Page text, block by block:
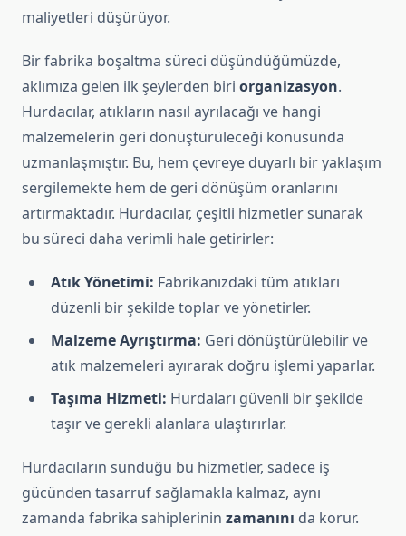
maliyetleri düşürüyor.
Bir fabrika boşaltma süreci düşündüğümüzde,
aklımıza gelen ilk şeylerden biri organizasyon.
Hurdacılar, atıkların nasıl ayrılacağı ve hangi
malzemelerin geri dönüştürüleceği konusunda
uzmanlaşmıştır. Bu, hem çevreye duyarlı bir yaklaşım
sergilemekte hem de geri dönüşüm oranlarını
artırmaktadır. Hurdacılar, çeşitli hizmetler sunarak
bu süreci daha verimli hale getirirler:
Atık Yönetimi: Fabrikanızdaki tüm atıkları
düzenli bir şekilde toplar ve yönetirler.
Malzeme Ayrıştırma: Geri dönüştürülebilir ve
atık malzemeleri ayırarak doğru işlemi yaparlar.
Taşıma Hizmeti: Hurdaları güvenli bir şekilde
taşır ve gerekli alanlara ulaştırırlar.
Hurdacıların sunduğu bu hizmetler, sadece iş
gücünden tasarruf sağlamakla kalmaz, aynı
zamanda fabrika sahiplerinin zamanını da korur.